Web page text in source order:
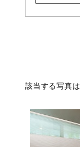
該当する写真は